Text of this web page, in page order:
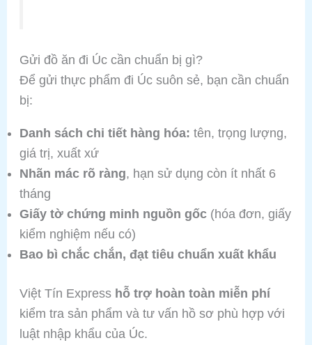
Gửi đồ ăn đi Úc cần chuẩn bị gì?
Để gửi thực phẩm đi Úc suôn sẻ, bạn cần chuẩn
bị:
Danh sách chi tiết hàng hóa: tên, trọng lượng,
giá trị, xuất xứ
Nhãn mác rõ ràng, hạn sử dụng còn ít nhất 6
tháng
Giấy tờ chứng minh nguồn gốc(hóa đơn, giấy
kiểm nghiệm nếu có)
Bao bì chắc chắn, đạt tiêu chuẩn xuất khẩu
Việt Tín Express hỗ trợ hoàn toàn miễn phí
kiểm tra sản phẩm và tư vấn hồ sơ phù hợp với
luật nhập khẩu của Úc.